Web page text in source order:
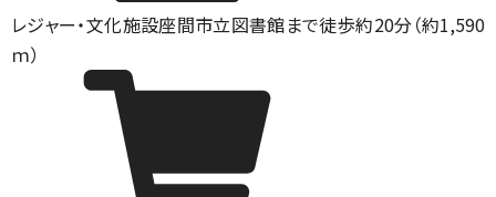
レジャー・文化施設座間市立図書館まで徒歩約20分（約1,590
ｍ）